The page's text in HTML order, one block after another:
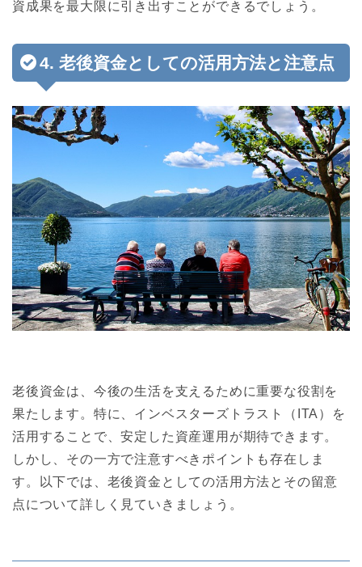
資成果を最大限に引き出すことができるでしょう。
4. 老後資金としての活用方法と注意点
老後資金は、今後の生活を支えるために重要な役割を
果たします。特に、インベスターズトラスト（ITA）を
活用することで、安定した資産運用が期待できます。
しかし、その一方で注意すべきポイントも存在しま
す。以下では、老後資金としての活用方法とその留意
点について詳しく見ていきましょう。